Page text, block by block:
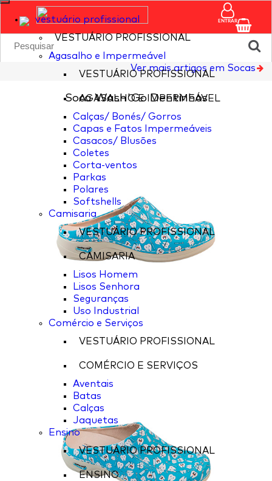
vestuário profissional
VESTUÁRIO PROFISSIONAL
Agasalho e Impermeável
VESTUÁRIO PROFISSIONAL
AGASALHO E IMPERMEÁVEL
Calças/ Bonés/ Gorros
Capas e Fatos Impermeáveis
Casacos/ Blusões
Coletes
Corta-ventos
Parkas
Polares
Softshells
Camisaria
VESTUÁRIO PROFISSIONAL
CAMISARIA
Lisos Homem
Lisos Senhora
Seguranças
Uso Industrial
Comércio e Serviços
VESTUÁRIO PROFISSIONAL
COMÉRCIO E SERVIÇOS
Aventais
Batas
Calças
Jaquetas
Ensino
VESTUÁRIO PROFISSIONAL
ENSINO
ENTRAR
Ver mais artigos em Socas
Soca Wash'Go Dentinhos